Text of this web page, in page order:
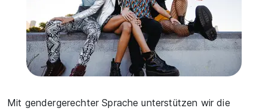
Mit gendergerechter Sprache unterstützen wir die